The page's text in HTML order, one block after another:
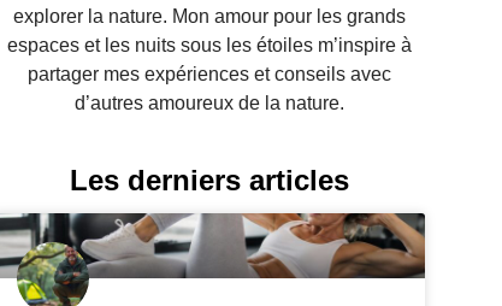
explorer la nature. Mon amour pour les grands
espaces et les nuits sous les étoiles m’inspire à
partager mes expériences et conseils avec
d’autres amoureux de la nature.
Les derniers articles